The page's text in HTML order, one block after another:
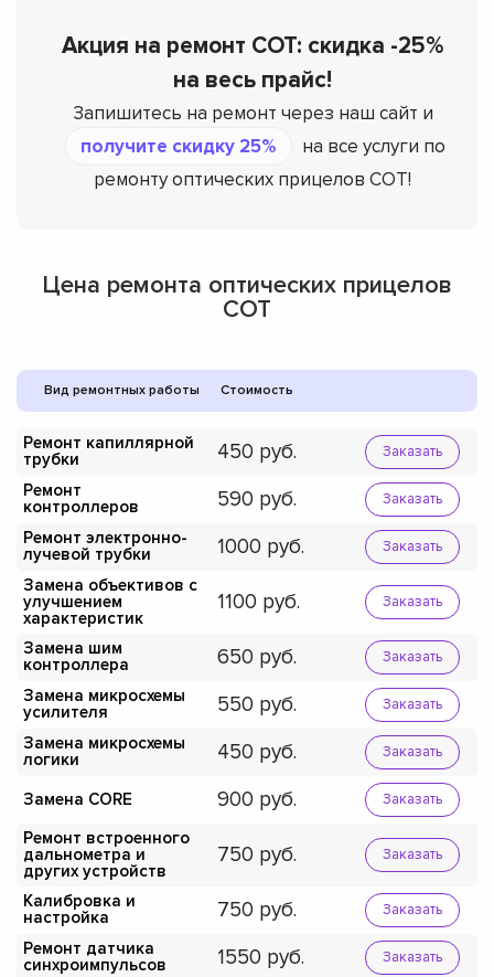
Акция на ремонт СОТ: скидка -25%
на весь прайс!
Запишитесь на ремонт через наш сайт и
получите скидку 25%
на все услуги по
ремонту оптических прицелов СОТ!
Цена ремонта оптических прицелов
СОТ
Вид ремонтных работы Стоимость
Ремонт капиллярной
трубки
450 Заказать
Ремонт
контроллеров
590 Заказать
Ремонт электронно-
лучевой трубки
1000 Заказать
Замена объективов с
улучшением
характеристик
1100 Заказать
Замена шим
контроллера
650 Заказать
Замена микросхемы
усилителя
550 Заказать
Замена микросхемы
логики
450 Заказать
Замена CORE 900 Заказать
Ремонт встроенного
дальнометра и
других устройств
750 Заказать
Калибровка и
настройка
750 Заказать
Ремонт датчика
синхроимпульсов
1550 Заказать